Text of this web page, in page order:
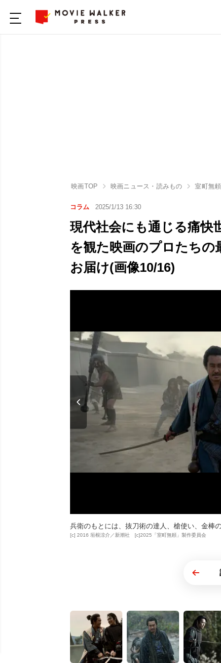
映画TOP 映画ニュース・読みもの 室町無頼
コラム 2025/1/13 16:30
現代社会にも通じる痛快
を観た映画のプロたち
お届け(画像10/16)
兵衛のもとには、抜刀術の達人、槍使い、金棒
[c] 2016 垣根涼介／新潮社 [c]2025「室町無頼」製作委員会